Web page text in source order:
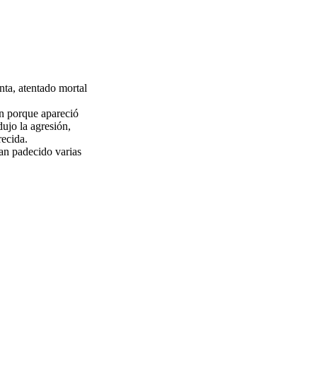
atentado mortal
porque apareció
la agresión,
padecido varias